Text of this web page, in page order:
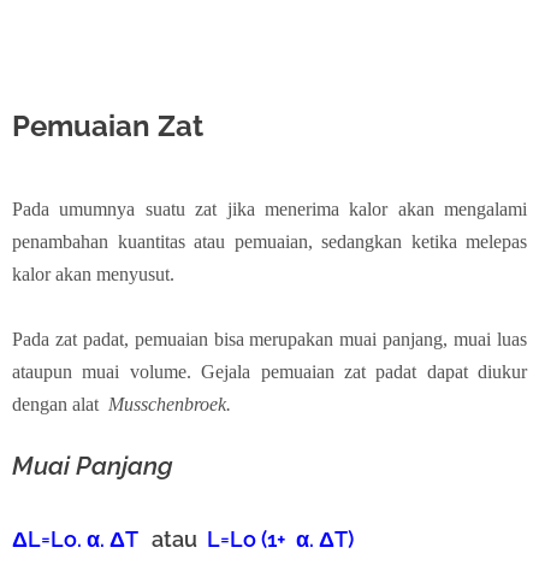
Pemuaian Zat
Pada umumnya suatu zat jika menerima kalor akan mengalami
penambahan kuantitas atau pemuaian, sedangkan ketika melepas
kalor akan menyusut.
Pada zat padat, pemuaian bisa merupakan muai panjang, muai luas
ataupun muai volume. Gejala pemuaian zat padat dapat diukur
dengan alat Musschenbroek.
Muai Panjang
ΔL=Lo. α. ΔTatau L=Lo (1+ α. ΔT)